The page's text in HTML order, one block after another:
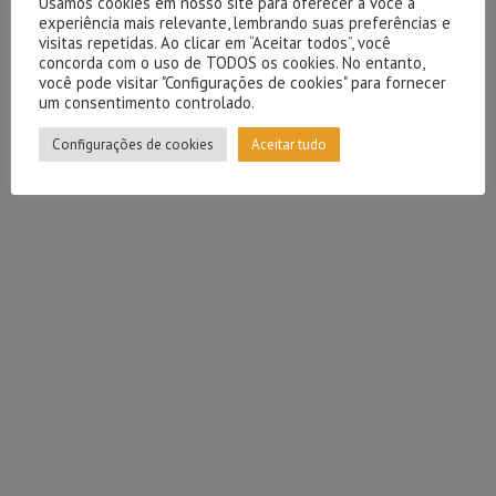
experiência mais relevante, lembrando suas preferências e
visitas repetidas. Ao clicar em “Aceitar todos”, você
concorda com o uso de TODOS os cookies. No entanto,
você pode visitar "Configurações de cookies" para fornecer
um consentimento controlado.
Configurações de cookies Aceitar tudo